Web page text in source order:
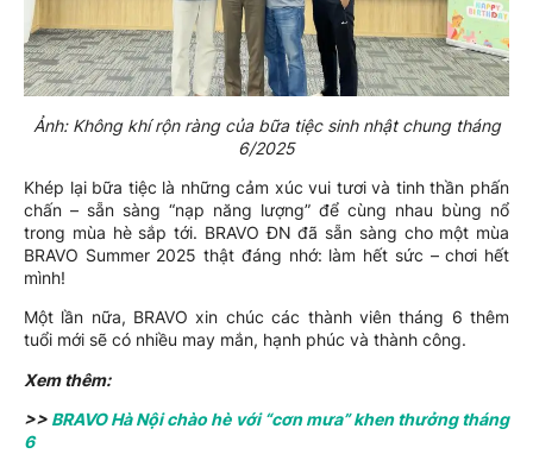
Ảnh: Không khí rộn ràng của bữa tiệc sinh nhật chung tháng
6/2025
Khép lại bữa tiệc là những cảm xúc vui tươi và tinh thần phấn
chấn – sẵn sàng “nạp năng lượng” để cùng nhau bùng nổ
trong mùa hè sắp tới. BRAVO ĐN đã sẵn sàng cho một mùa
BRAVO Summer 2025 thật đáng nhớ: làm hết sức – chơi hết
mình!
Một lần nữa, BRAVO xin chúc các thành viên tháng 6 thêm
tuổi mới sẽ có nhiều may mắn, hạnh phúc và thành công.
Xem thêm:
>> BRAVO Hà Nội chào hè với “cơn mưa” khen thưởng tháng
6